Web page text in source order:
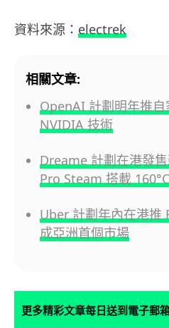
資料來源： electrek
相關文章:
OpenAI 計劃明年推
NVIDIA 技術
Dreame 計劃在港發
Pro Steam 搭載
Uber 計劃年內在港推
成亞洲首個市場
更多精彩文章每日送到電子郵